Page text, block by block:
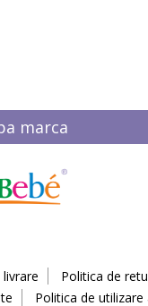
marca
Politica de
Politica de